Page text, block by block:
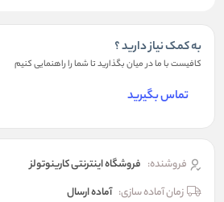
به کمک نیاز دارید ؟
کافیست با ما در میان بگذارید تا شما را راهنمایی کنیم
تماس بگیرید
فروشنده: فروشگاه اینترنتی کارینوتولز
زمان آماده سازی: آماده ارسال